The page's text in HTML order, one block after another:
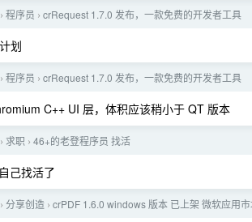
› 程序员 › crRequest 1.7.0 发布，一款免费的开发者工具
划
› 程序员 › crRequest 1.7.0 发布，一款免费的开发者工具
C++ UI 层，体积应该稍小于 QT 版本
› 求职 › 46+的老登程序员 找活
己找活了
› 分享创造 › crPDF 1.6.0 windows 版本 已上架 微软应用